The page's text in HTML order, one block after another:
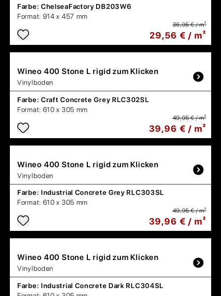
Farbe: ChelseaFactory DB203W6
Format: 914 x 457 mm
36,95 € / m²
29,56 € / m²
Wineo 400 Stone L rigid zum Klicken
Vinylboden
Farbe: Craft Concrete Grey RLC302SL
Format: 610 x 305 mm
49,95 € / m²
39,96 € / m²
Wineo 400 Stone L rigid zum Klicken
Vinylboden
Farbe: Industrial Concrete Grey RLC303SL
Format: 610 x 305 mm
49,95 € / m²
39,96 € / m²
Wineo 400 Stone L rigid zum Klicken
Vinylboden
Farbe: Industrial Concrete Dark RLC304SL